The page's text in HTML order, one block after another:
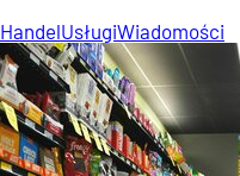
HandelUsługiWiadomości